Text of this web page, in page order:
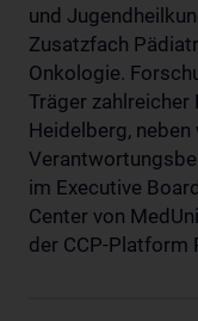
und
Zusatzfach
Onkologie.
Träger zahlreicher
Heidelberg,
im Executive
Center von
der CCP-Platform